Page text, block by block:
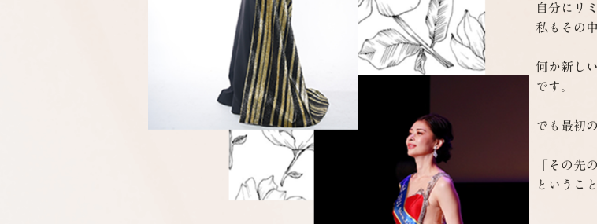
自分にリ
私もその
何か新し
です。
でも最初
「その先
というこ